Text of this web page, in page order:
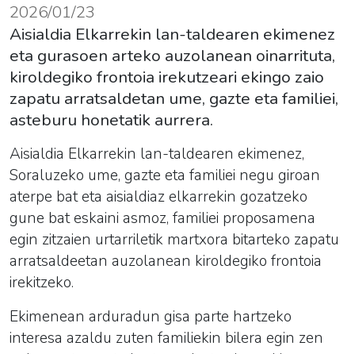
2026/01/23
Aisialdia Elkarrekin lan-taldearen ekimenez
eta gurasoen arteko auzolanean oinarrituta,
kiroldegiko frontoia irekutzeari ekingo zaio
zapatu arratsaldetan ume, gazte eta familiei,
asteburu honetatik aurrera.
Aisialdia Elkarrekin lan-taldearen ekimenez,
Soraluzeko ume, gazte eta familiei negu giroan
aterpe bat eta aisialdiaz elkarrekin gozatzeko
gune bat eskaini asmoz, familiei proposamena
egin zitzaien urtarriletik martxora bitarteko zapatu
arratsaldeetan auzolanean kiroldegiko frontoia
irekitzeko.
Ekimenean arduradun gisa parte hartzeko
interesa azaldu zuten familiekin bilera egin zen